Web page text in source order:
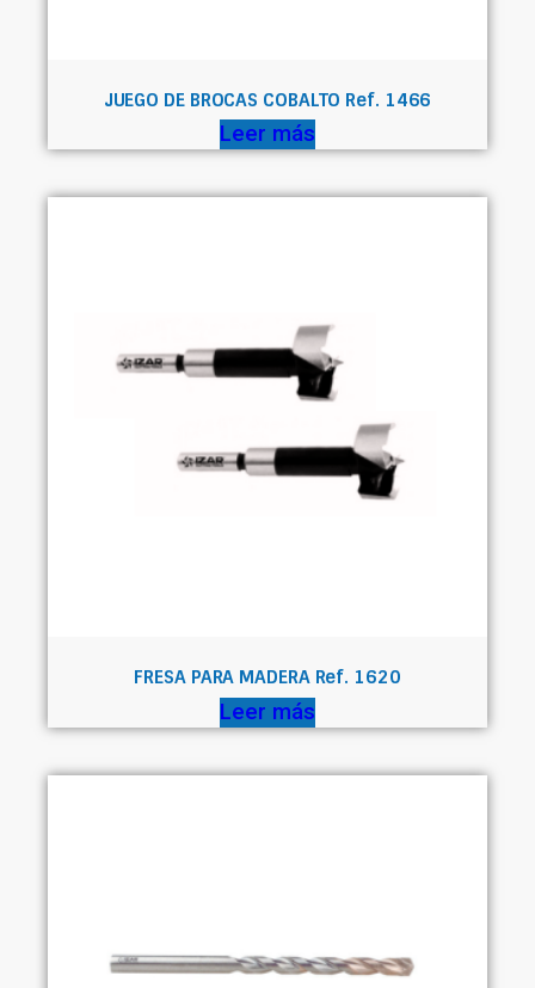
JUEGO DE BROCAS COBALTO Ref. 1466
Leer más
FRESA PARA MADERA Ref. 1620
Leer más